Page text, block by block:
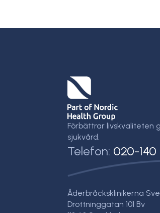
Förbättrar livskvaliteten
sjukvård.
Telefon: 020-140
Åderbråcksklinikerna
Drottninggatan 101 Bv